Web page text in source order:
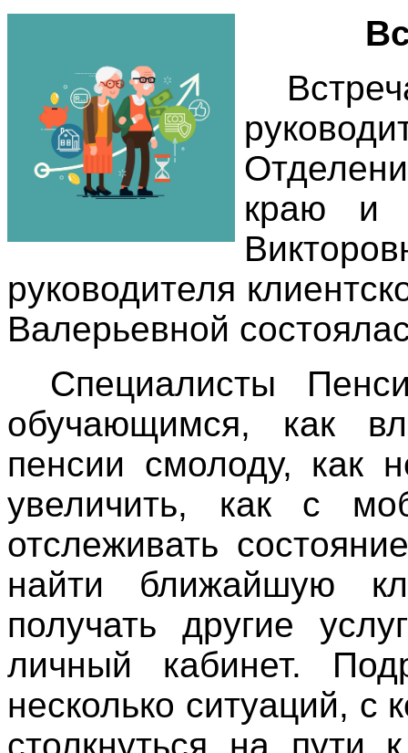
краю и
руководителя
Валерьевной
Специалисты
обучающимся, как
пенсии смолоду, как
увеличить, как с
отслеживать
найти ближайшую
получать другие
личный кабинет.
несколько ситуаций, с